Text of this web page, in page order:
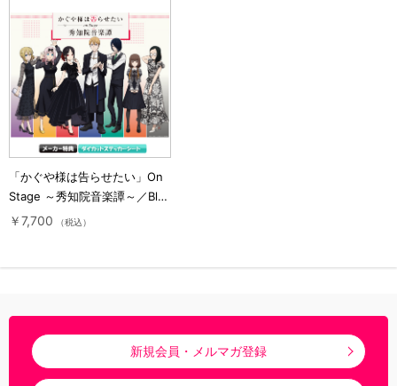
「かぐや様は告らせたい」On
Stage ～秀知院音楽譚～／Blu-
ray【完全生産限定版】
￥7,700 （税込）
新規会員・メルマガ登録